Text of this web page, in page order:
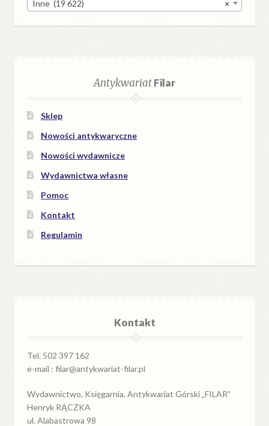
×
Inne (19 622)
AntykwariatFilar
Sklep
Nowości antykwaryczne
Nowości wydawnicze
Wydawnictwa własne
Pomoc
Kontakt
Regulamin
Kontakt
Tel. 502 397 162
e-mail : filar@antykwariat-filar.pl
Wydawnictwo, Księgarnia, Antykwariat Górski „FILAR”
Henryk RĄCZKA
ul. Alabastrowa 98